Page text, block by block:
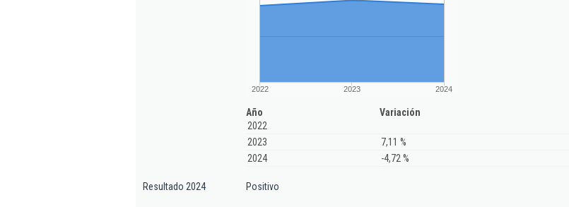
2022 2023 2024
Año
Variación
2022
2023
7,11 %
2024
-4,72 %
Resultado 2024 Positivo